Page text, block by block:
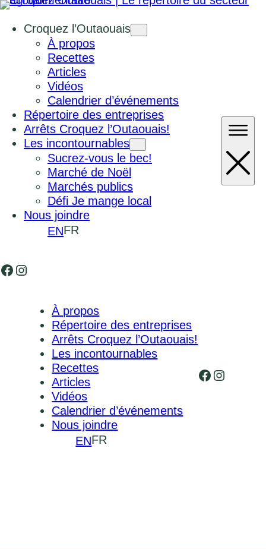
Croquez l’Outaouais
À propos
Recettes
Articles
Vidéos
Calendrier d’événements
Répertoire des entreprises
Arrêts Croquez l’Outaouais!
Les incontournables
Sucrez-vous le bec!
Marché de Noël
Marchés publics
Défi Je mange local
Nous joindre
ENFR
Facebook
Instagram
À propos
Répertoire des entreprises
Arrêts Croquez l’Outaouais!
Les incontournables
Recettes
Articles
Vidéos
Calendrier d’événements
Nous joindre
ENFR
Facebook